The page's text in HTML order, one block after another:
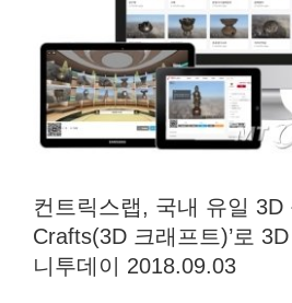
컨트릭스랩, 국내 유일 3D
Crafts(3D 크래프트)’로
니투데이 2018.09.03